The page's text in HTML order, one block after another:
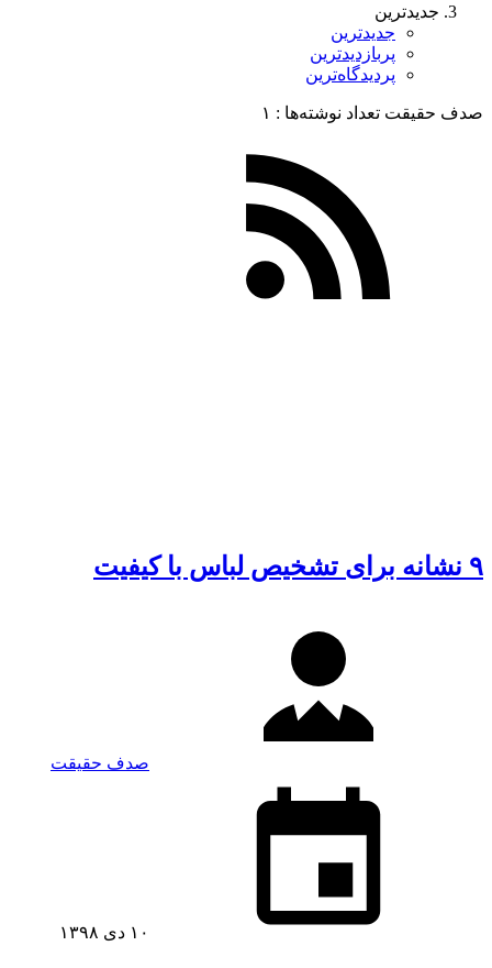
جدیدترین
جدیدترین
پربازدیدترین
پردیدگاه‌ترین
صدف حقیقت تعداد نوشته‌ها :‌ ۱
۹ نشانه برای تشخیص لباس با کیفیت
صدف حقیقت
۱۰ دی ۱۳۹۸